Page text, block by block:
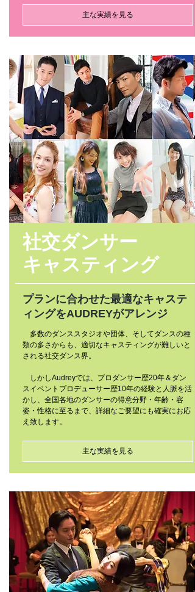
主な実績を見る
社交ダンサー
キャスティング
プランに合わせた最適なキャステ
ィングをAUDREYがアレンジ
多数のダンススタジオや団体、そしてダンスの種
類の多さからも、適切なキャスティングが難しいと
される社交ダンス界。
しかしAudreyでは、プロダンサー歴20年＆ダン
スイベントプロデューサー歴10年の経験と人脈を活
かし、全国各地のダンサーの得意分野・年齢・容
姿・性格に至るまで、詳細なご要望にも確実にお応
え致します。
主な実績を見る